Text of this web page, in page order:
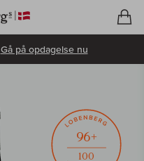
Gå på opdagelse nu
96+
100